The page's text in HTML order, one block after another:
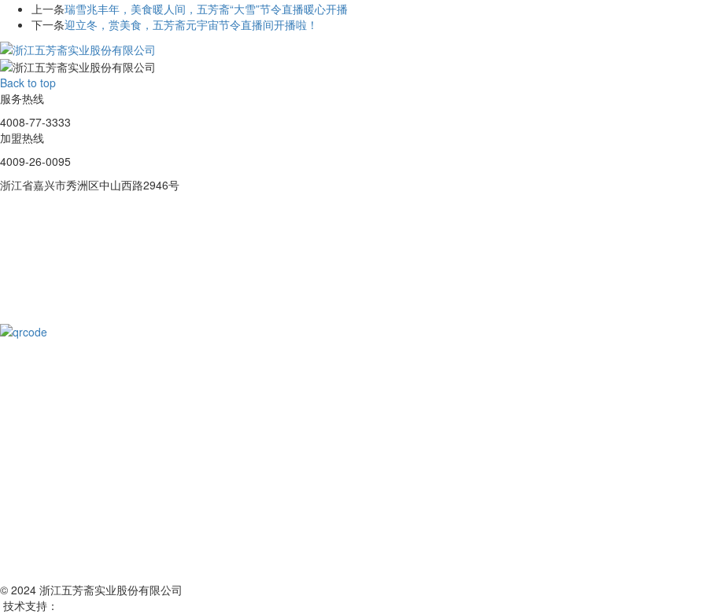
上一条瑞雪兆丰年，美食暖人间，五芳斋“大雪”节令直播暖心开播
下一条迎立冬，赏美食，五芳斋元宇宙节令直播间开播啦！
Back to top
服务热线
4008-77-3333
加盟热线
4009-26-0095
浙江省嘉兴市秀洲区中山西路2946号
© 2024 浙江五芳斋实业股份有限公司
技术支持：